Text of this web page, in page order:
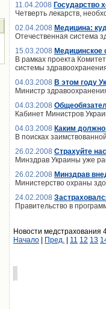
11.04.2008 Государство
Четверть лекарств,
02.04.2008 Медицина:
Отечественная система
15.03.2008 Медицинское
В рамках проекта
системы
04.03.2008 В этом году
Министр
04.03.2008
Кабинет Министров
04.03.2008 Каким
В поисках
26.02.2008 Страхуйте
Минздрав Украины уже
26.02.2008 Минздрав
Министерство охраны
24.02.2008
Правительство в
Новости медстрахования
Начало
Пред. 11 12 13